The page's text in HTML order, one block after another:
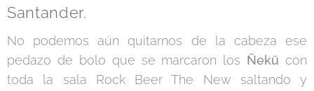
Santander.
No podemos aún quitarnos de la cabeza ese
pedazo de bolo que se marcaron los Ñekü con
toda la sala Rock Beer The New saltando y